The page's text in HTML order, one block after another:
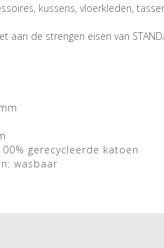
kussens, vloerkleden,
aan de strengen eisen van
gerecycleerde katoen
wasbaar